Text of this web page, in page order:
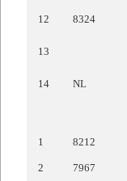
12 8324
13
14 NL
1
8212
2 7967